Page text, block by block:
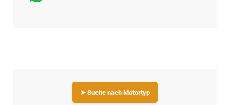
➤ Suche nach Motortyp